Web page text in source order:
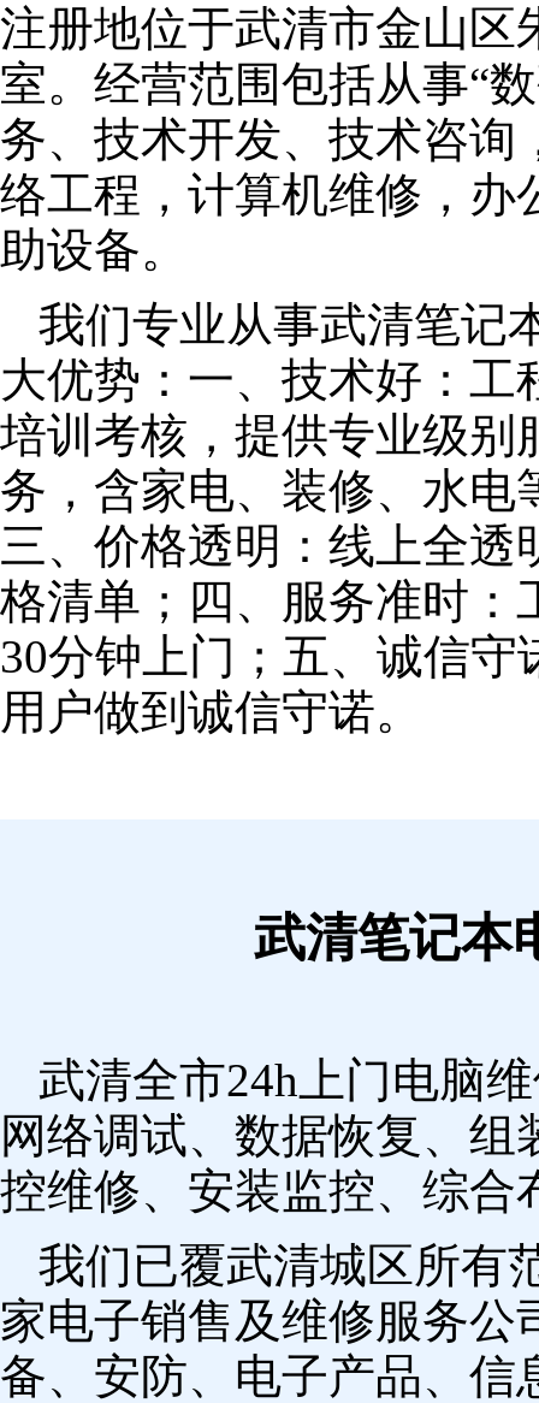
注册地位于武清市金山区
室。经营范围包括从事“
务、技术开发、技术咨询
络工程，计算机维修，办
助设备。
我们专业从事武清笔记
大优势：一、技术好：
培训考核，提供专业级别
务，含家电、装修、水电
三、价格透明：线上全
格清单；四、服务准时：
30分钟上门；五、诚信
用户做到诚信守诺。
武清笔记本
武清全市24h上门电脑
网络调试、数据恢复、
控维修、安装监控、综合
我们已覆武清城区所有
家电子销售及维修服务公
备、安防、电子产品、信